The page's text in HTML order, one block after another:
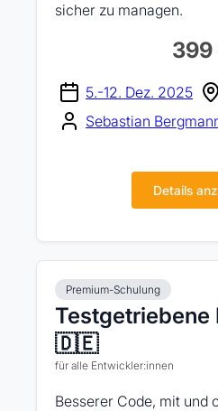
sicher zu managen.
399
5.-12. Dez. 2025
Sebastian
Details
Premium-Schulung
Testgetriebene
🇩🇪
für alle Entwickler:innen
Besserer Code, mit und